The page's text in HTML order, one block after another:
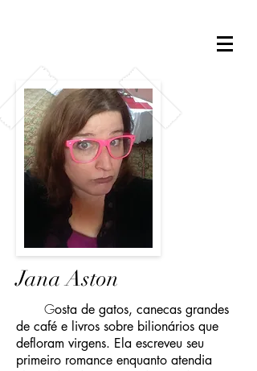
Jana Aston
Gosta de gatos, canecas grandes
de café e livros sobre bilionários que
defloram virgens. Ela escreveu seu
primeiro romance enquanto atendia